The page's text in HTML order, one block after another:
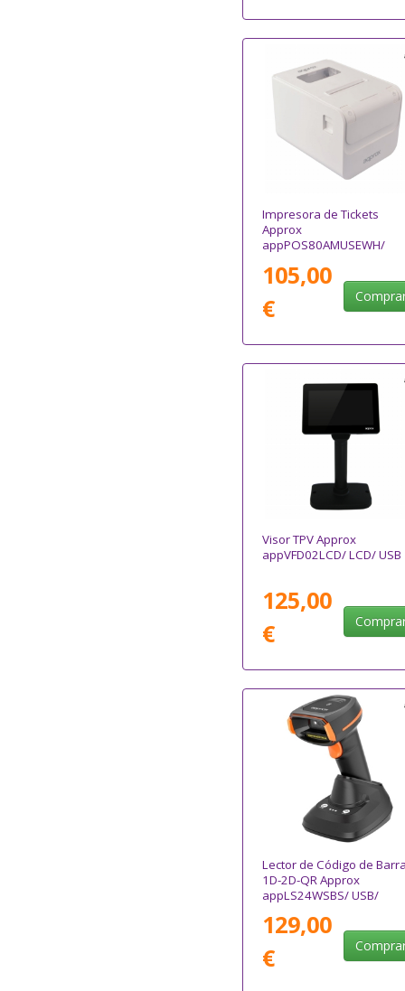
Impresora de Tickets
Approx
appPOS80AMUSEWH/
80mm/ USB-RS232-
Ethernet/ Blanca
105,00
€
Visor TPV Approx
appVFD02LCD/ LCD/ USB
125,00
€
Lector de Código de
1D-2D-QR Approx
appLS24WSBS/ USB/
129,00
€